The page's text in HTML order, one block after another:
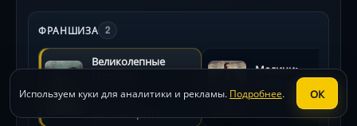
Семейные тайны, политические интриги и борьба за
власть разворачиваются на фоне шедевров
Боттичелли и Брунеллески. Чтобы спасти город и
династию, Лоренцо придётся пожертвовать личным
счастьем и вступить в опасный альянс с
ФРАНШИЗА 2
Великолепные
2018
Медичи:
Повелители
Флоренции
Используем куки для аналитики и рекламы. Подробнее. ОК